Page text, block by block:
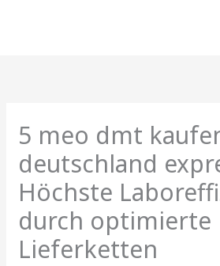
5 meo dmt
deutschland
Höchste
durch optimierte
Lieferketten